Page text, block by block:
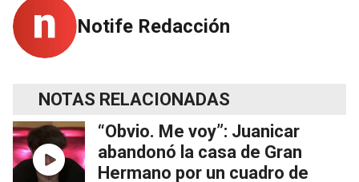
Notife Redacción
NOTAS RELACIONADAS
“Obvio. Me voy”: Juanicar
abandonó la casa de Gran
Hermano por un cuadro de